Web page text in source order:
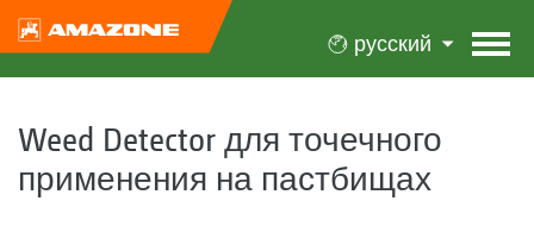
русский
Weed Detector для точечного
применения на пастбищах